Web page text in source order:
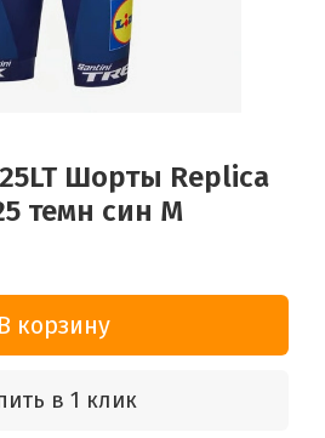
Шорты Replica
темн син M
В корзину
в 1 клик